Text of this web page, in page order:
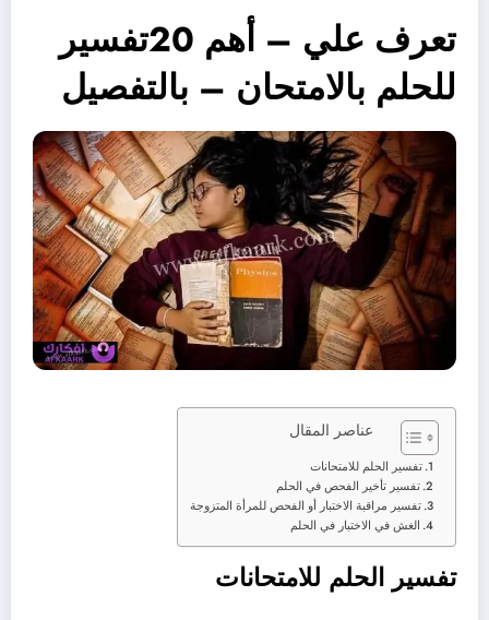
تعرف علي – أهم 20تفسير
للحلم بالامتحان – بالتفصيل
عناصر المقال
تفسير الحلم للامتحانات
تفسير تأخير الفحص في الحلم
تفسير مراقبة الاختبار أو الفحص للمرأة المتزوجة
الغش في الاختبار في الحلم
تفسير الحلم للامتحانات